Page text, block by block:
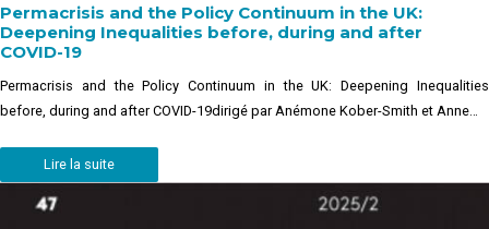
Permacrisis and the Policy Continuum in the UK:
Deepening Inequalities before, during and after
COVID-19
Permacrisis and the Policy Continuum in the UK: Deepening Inequalities
before, during and after COVID-19dirigé par Anémone Kober-Smith et Anne…
Lire la suite